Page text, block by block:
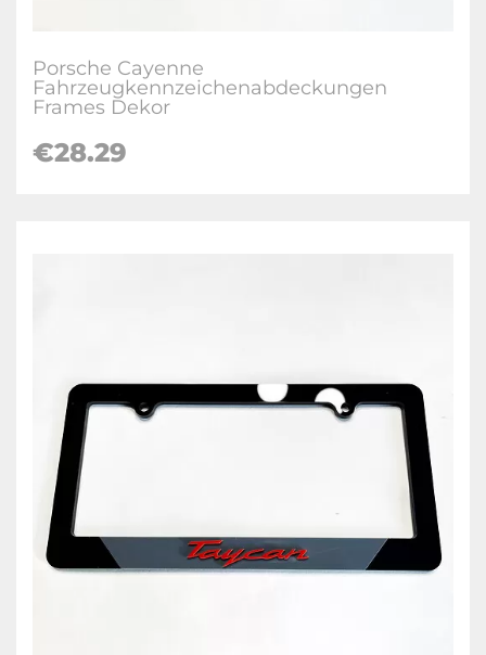
Porsche Cayenne
Fahrzeugkennzeichenabdeckungen
Frames Dekor
€28.29